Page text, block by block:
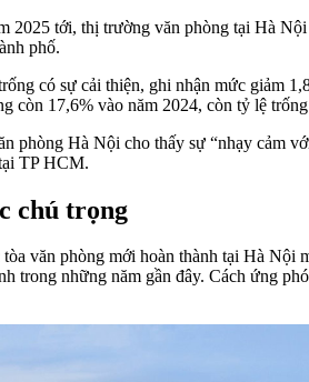
2025 tới, thị trường văn phòng tại Hà
phố.
có sự cải thiện, ghi nhận mức giảm
còn 17,6% vào năm 2024, còn tỷ lệ
phòng Hà Nội cho thấy sự “nhạy cảm
TP HCM.
chú trọng
văn phòng mới hoàn thành tại Hà Nội
trong những năm gần đây. Cách ứng